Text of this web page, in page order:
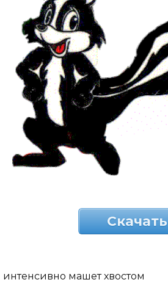
Скачать
интенсивно машет хвостом